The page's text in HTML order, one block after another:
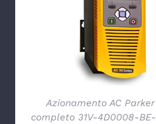
DETTAGLI
Azionamento AC Parker
completo 31V-4D0008-